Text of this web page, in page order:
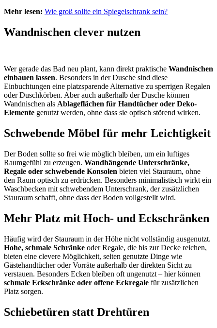
Mehr lesen: Wie groß sollte ein Spiegelschrank sein?
Wandnischen clever nutzen
Wer gerade das Bad neu plant, kann direkt praktische Wandnischen
einbauen lassen. Besonders in der Dusche sind diese
Einbuchtungen eine platzsparende Alternative zu sperrigen Regalen
oder Duschkörben. Aber auch außerhalb der Dusche können
Wandnischen als Ablageflächen für Handtücher oder Deko-
Elemente genutzt werden, ohne dass sie optisch störend wirken.
Schwebende Möbel für mehr Leichtigkeit
Der Boden sollte so frei wie möglich bleiben, um ein luftiges
Raumgefühl zu erzeugen. Wandhängende Unterschränke,
Regale oder schwebende Konsolen bieten viel Stauraum, ohne
den Raum optisch zu erdrücken. Besonders minimalistisch wirkt ein
Waschbecken mit schwebendem Unterschrank, der zusätzlichen
Stauraum schafft, ohne dass der Boden vollgestellt wird.
Mehr Platz mit Hoch- und Eckschränken
Häufig wird der Stauraum in der Höhe nicht vollständig ausgenutzt.
Hohe, schmale Schränke oder Regale, die bis zur Decke reichen,
bieten eine clevere Möglichkeit, selten genutzte Dinge wie
Gästehandtücher oder Vorräte außerhalb der direkten Sicht zu
verstauen. Besonders Ecken bleiben oft ungenutzt – hier können
schmale Eckschränke oder offene Eckregale für zusätzlichen
Platz sorgen.
Schiebetüren statt Drehtüren